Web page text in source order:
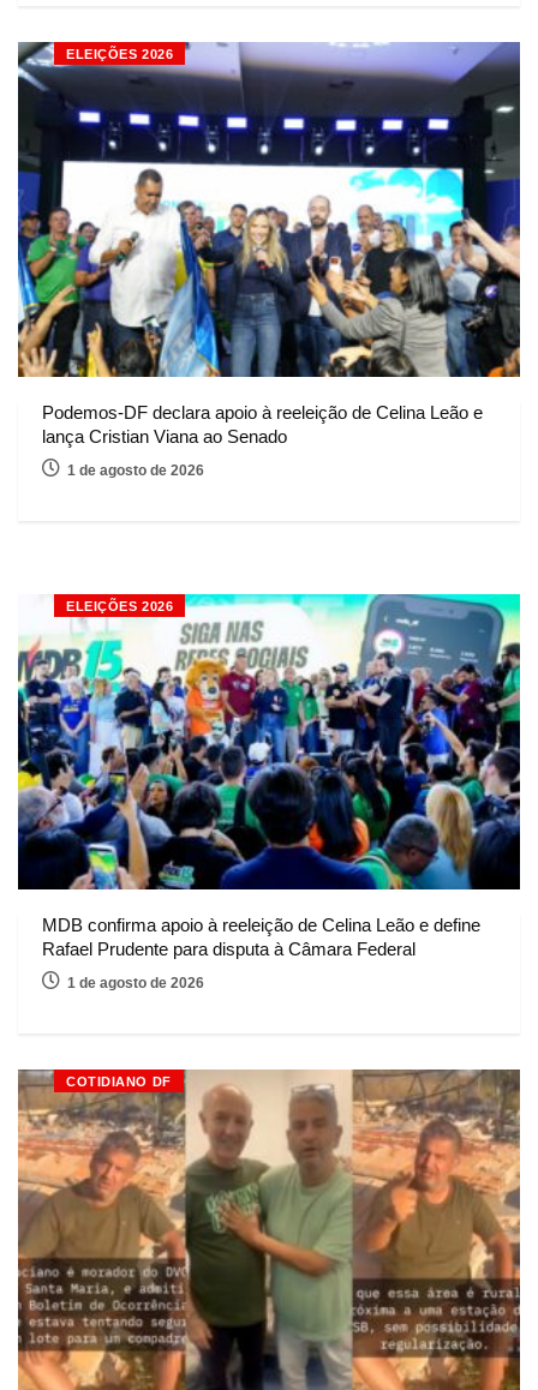
ELEIÇÕES 2026
Podemos-DF declara apoio à reeleição de Celina Leão e
lança Cristian Viana ao Senado
1 de agosto de 2026
ELEIÇÕES 2026
MDB confirma apoio à reeleição de Celina Leão e define
Rafael Prudente para disputa à Câmara Federal
1 de agosto de 2026
COTIDIANO DF